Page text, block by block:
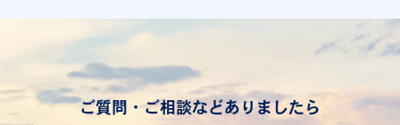
ご質問・ご相談などありましたら